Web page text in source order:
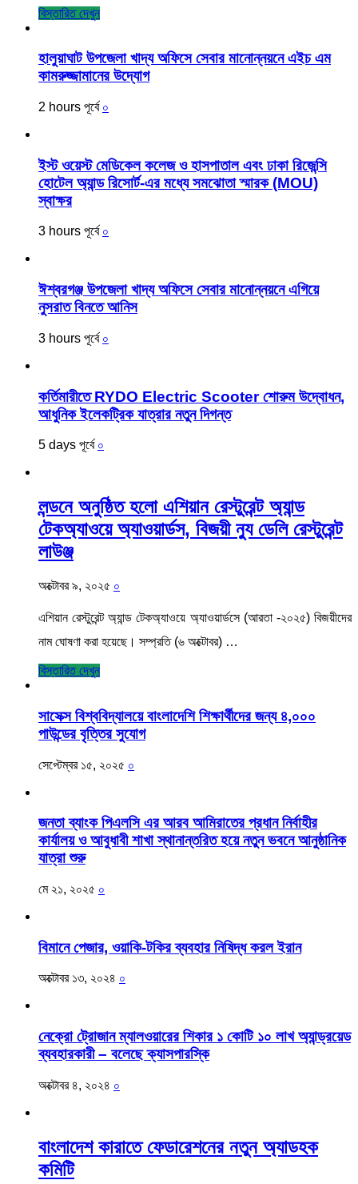
বিস্তারিত দেখুন
হালুয়াঘাট উপজেলা খাদ্য অফিসে সেবার মানোন্নয়নে এইচ এম
কামরুজ্জামানের উদ্যোগ
2 hours পূর্বে ০
ইস্ট ওয়েস্ট মেডিকেল কলেজ ও হাসপাতাল এবং ঢাকা রিজেন্সি
হোটেল অ্যান্ড রিসোর্ট-এর মধ্যে সমঝোতা স্মারক (MOU)
স্বাক্ষর
3 hours পূর্বে ০
ঈশ্বরগঞ্জ উপজেলা খাদ্য অফিসে সেবার মানোন্নয়নে এগিয়ে
নুসরাত বিনতে আনিস
3 hours পূর্বে ০
কর্তিমারীতে RYDO Electric Scooter শোরুম উদ্বোধন,
আধুনিক ইলেকট্রিক যাত্রার নতুন দিগন্ত
5 days পূর্বে ০
লন্ডনে অনুষ্ঠিত হলো এশিয়ান রেস্টুরেন্ট অ্যান্ড
টেকঅ্যাওয়ে অ্যাওয়ার্ডস, বিজয়ী ন্যু ডেলি রেস্টুরেন্ট
লাউঞ্জ
অক্টোবর ৯, ২০২৫ ০
এশিয়ান রেস্টুরেন্ট অ্যান্ড টেকঅ্যাওয়ে অ্যাওয়ার্ডসে (আরতা -২০২৫) বিজয়ীদের
নাম ঘোষণা করা হয়েছে। সম্প্রতি (৬ অক্টোবর) …
বিস্তারিত দেখুন
সাসেক্স বিশ্ববিদ্যালয়ে বাংলাদেশি শিক্ষার্থীদের জন্য ৪,০০০
পাউন্ডের বৃত্তির সুযোগ
সেপ্টেম্বর ১৫, ২০২৫ ০
জনতা ব্যাংক পিএলসি এর আরব আমিরাতের প্রধান নির্বাহীর
কার্যালয় ও আবুধাবী শাখা স্থানান্তরিত হয়ে নতুন ভবনে আনুষ্ঠানিক
যাত্রা শুরু
মে ২১, ২০২৫ ০
বিমানে পেজার, ওয়াকি-টকির ব্যবহার নিষিদ্ধ করল ইরান
অক্টোবর ১৩, ২০২৪ ০
নেক্রো ট্রোজান ম্যালওয়ারের শিকার ১ কোটি ১০ লাখ অ্যান্ড্রয়েড
ব্যবহারকারী – বলেছে ক্যাসপারস্কি
অক্টোবর ৪, ২০২৪ ০
বাংলাদেশ কারাতে ফেডারেশনের নতুন অ্যাডহক
কমিটি